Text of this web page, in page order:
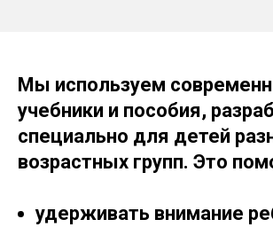
Мы используем
учебники и пособия,
специально для детей
возрастных групп. Это
удерживать внимание